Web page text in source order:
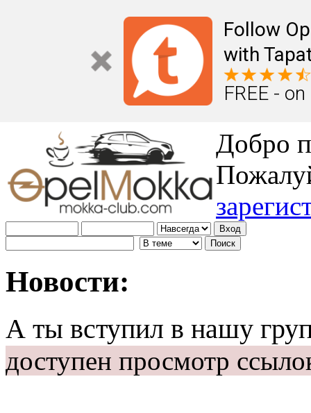
Follow
with
FREE -
Добро
Новости:
А ты вступил в нашу
доступен просмотр